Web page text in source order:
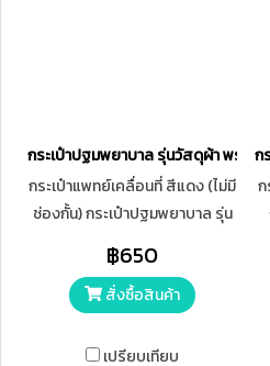
กระเป๋าปฐมพยาบาล รุ่นวัสดุผ้า พร้อม
กระเป๋าแพทย์เคลื่อนที่ สีแดง (ไม่มี
ช่องกั้น) กระเป๋าปฐมพยาบาล รุ่น
วัสดุผ้า พร้อมสายสะพาย
Medical Bag First Aid Bag
฿650
สั่งซื้อสินค้า
เปรียบเทียบ
ก
ก